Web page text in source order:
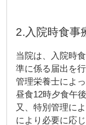
2.入院時食事
当院は、入院時
準に係る届出を
管理栄養士によ
昼食12時夕食午
又、特別管理に
により必要に応